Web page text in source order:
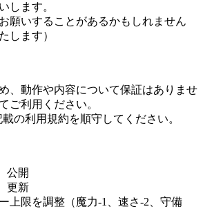
します。
願いすることがあるかもしれません
します）
、動作や内容について保証はありませ
ご利用ください。
の利用規約を順守してください。
公開
更新
上限を調整（魔力-1、速さ-2、守備